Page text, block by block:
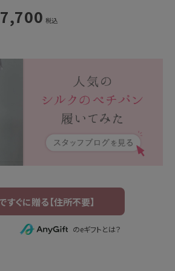
7,700 税込
のeギフトとは？